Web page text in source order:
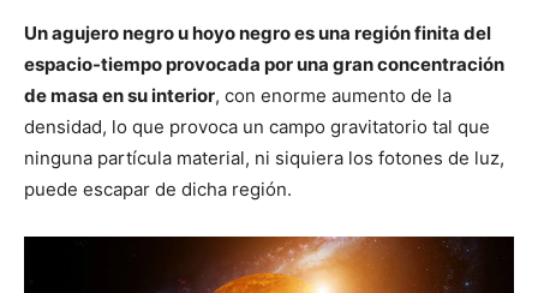
Un agujero negro u hoyo negro es una región finita del
espacio-tiempo provocada por una gran concentración
de masa en su interior, con enorme aumento de la
densidad, lo que provoca un campo gravitatorio tal que
ninguna partícula material, ni siquiera los fotones de luz,
puede escapar de dicha región.